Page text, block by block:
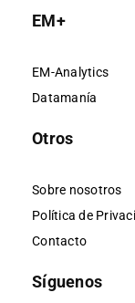
EM+
EM-Analytics
Datamanía
Otros
Sobre nosotros
Política de
Contacto
Síguenos